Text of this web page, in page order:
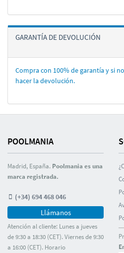
GARANTÍA DE DEVOLUCIÓN
Compra con 100% de garantí­a y si
hacer la devolución.
POOLMANIA
Madrid, España. Poolmania es una
marca registrada.
(+34) 694 468 046
Llámanos
Atención al cliente: Lunes a jueves
de 9:30 a 18:30 (CET). Viernes de 9:30
a 16:00 (CET). Horario